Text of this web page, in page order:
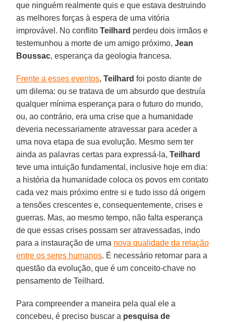
que ninguém realmente quis e que estava destruindo
as melhores forças à espera de uma vitória
improvável. No conflitoTeilhard perdeu dois irmãos e
testemunhou a morte de um amigo próximo,Jean
Boussac, esperança da geologia francesa.
Frente a esses eventos,Teilhard foi posto diante de
um dilema: ou se tratava de um absurdo que destruía
qualquer mínima esperança para o futuro do mundo,
ou, ao contrário, era uma crise que a humanidade
deveria necessariamente atravessar para aceder a
uma nova etapa de sua evolução. Mesmo sem ter
ainda as palavras certas para expressá-la,Teilhard
teve uma intuição fundamental, inclusive hoje em dia:
a história da humanidade coloca os povos em contato
cada vez mais próximo entre si e tudo isso dá origem
a tensões crescentes e, consequentemente, crises e
guerras. Mas, ao mesmo tempo, não falta esperança
de que essas crises possam ser atravessadas, indo
para a instauração de uma nova qualidade da relação
entre os seres humanos. É necessário retornar para a
questão da evolução, que é um conceito-chave no
pensamento de Teilhard.
Para compreender a maneira pela qual ele a
concebeu, é preciso buscar a pesquisa de